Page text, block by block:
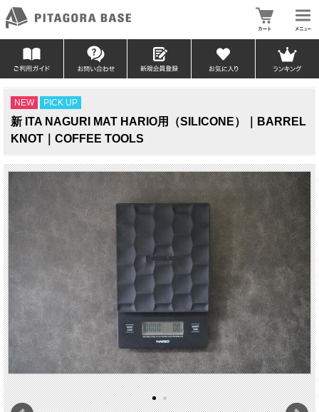
NEW PICK UP
新 ITA NAGURI MAT HARIO用（SILICONE）｜BARREL
KNOT｜COFFEE TOOLS